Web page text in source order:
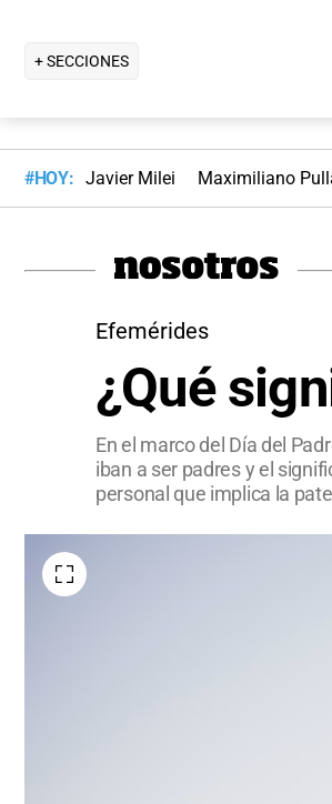
+ SECCIONES
#HOY: Javier Milei Maximiliano
Efemérides
¿Qué
En el marco del Día del
iban a ser padres y el
personal que implica la